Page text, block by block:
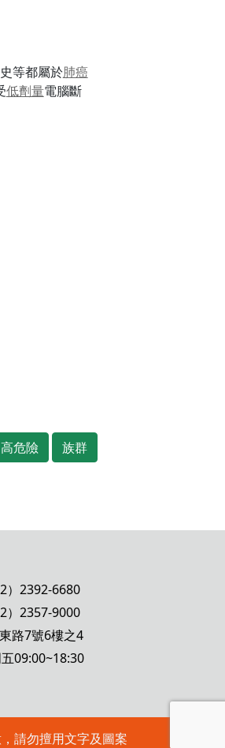
等都屬於肺癌
低劑量電腦斷
高危險
族群
）2392-6680
）2357-9000
路7號6樓之4
09:00~18:30
請勿擅用文字及圖案